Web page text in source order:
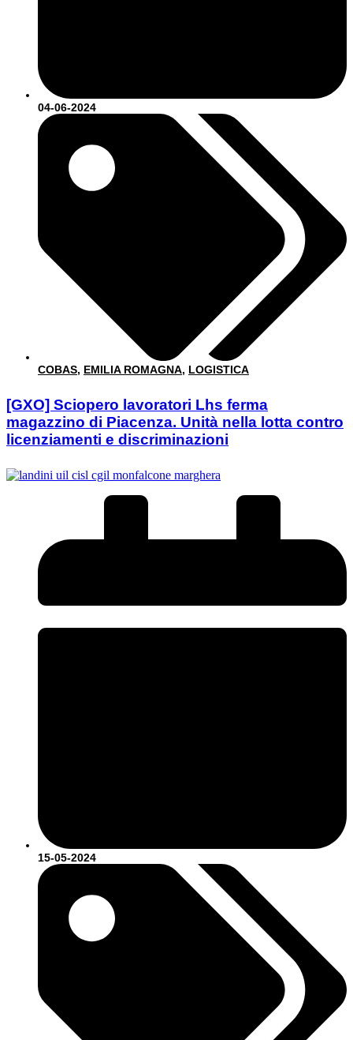
04-06-2024
COBAS, EMILIA ROMAGNA, LOGISTICA
[GXO] Sciopero lavoratori Lhs ferma
magazzino di Piacenza. Unità nella lotta contro
licenziamenti e discriminazioni
15-05-2024